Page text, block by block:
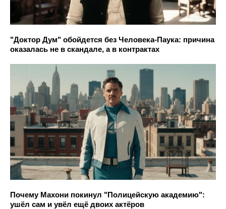
"Доктор Дум" обойдется без Человека-Паука: причина
оказалась не в скандале, а в контрактах
Почему Махони покинул "Полицейскую академию":
ушёл сам и увёл ещё двоих актёров